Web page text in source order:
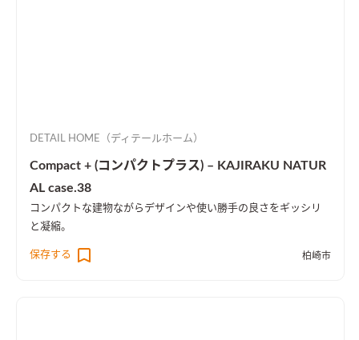
DETAIL HOME（ディテールホーム）
Compact + (コンパクトプラス) – KAJIRAKU NATUR
AL case.38
コンパクトな建物ながらデザインや使い勝手の良さをギッシリ
と凝縮。
保存する 柏崎市